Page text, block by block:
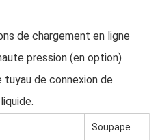
de chargement en ligne
pression (en option)
tuyau de connexion de
Soupape